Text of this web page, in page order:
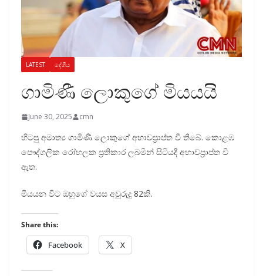
LATEST දේශීය
ගාමිණී ලොකුගේ මියයයි
June 30, 2025 cmn
හිටපු අමාත්‍ය ගාමිණී ලොකුගේ අභාවප්‍රාප්ත වී තිබේ. කොළඹ
පෞද්ගලික රෝහලක ප්‍රතිකාර ලබමින් සිටියදී අභාවප්‍රාප්ත වී
ඇත.
මියයන විට ඔහුගේ වයස අවුරුදු 82කි.
Share this:
Facebook X